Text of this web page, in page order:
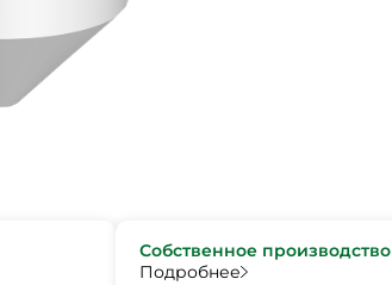
Собственное производство
Подробнее